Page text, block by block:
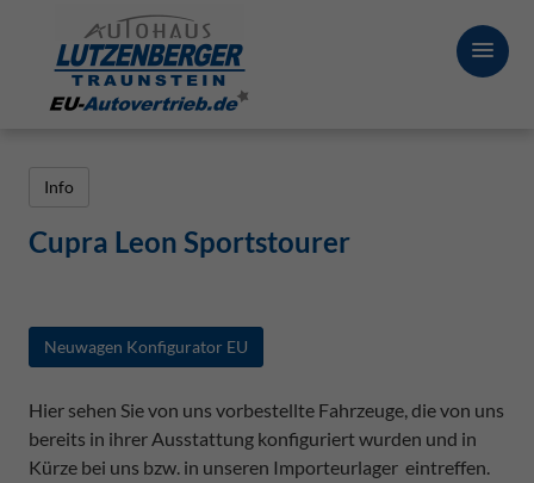
Info
Cupra Leon Sportstourer
Neuwagen Konfigurator EU
Hier sehen Sie von uns vorbestellte Fahrzeuge, die von uns
bereits in ihrer Ausstattung konfiguriert wurden und in
Kürze bei uns bzw. in unseren Importeurlager eintreffen.